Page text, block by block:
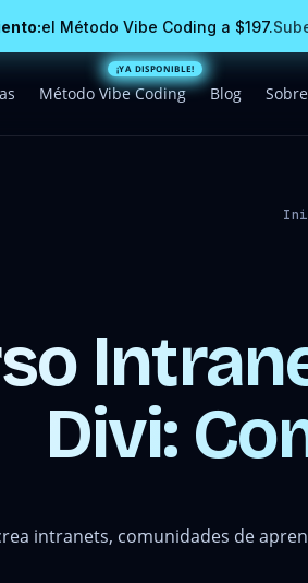
el Método Vibe Coding a $197.
Método Vibe Coding Blog
Divi:
intranets, comunidades de